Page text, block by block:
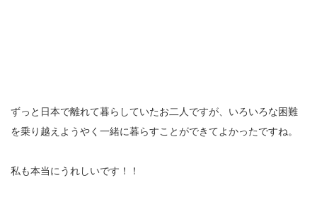
ずっと日本で離れて暮らしていたお二人ですが、いろいろな困難
を乗り越えようやく一緒に暮らすことができてよかったですね。
私も本当にうれしいです！！